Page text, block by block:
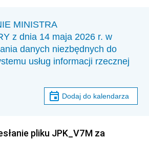
MINISTRA
z dnia 14 maja 2026 r. w
danych niezbędnych do
usług informacji rzecznej
Dodaj do kalendarza
pliku JPK_V7M za